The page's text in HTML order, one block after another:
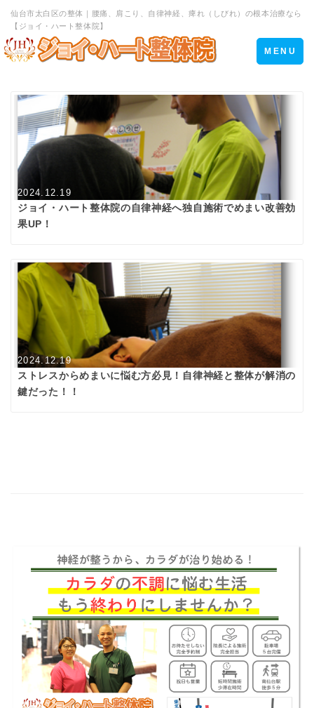
仙台市太白区の整体｜腰痛、肩こり、自律神経、痺れ（しびれ）の根本治療なら
【ジョイ・ハート整体院】
Toggle
navigation
MENU
2024.12.19
ジョイ・ハート整体院の自律神経へ独自施術でめまい改善効
果UP！
2024.12.19
ストレスからめまいに悩む方必見！自律神経と整体が解消の
鍵だった！！